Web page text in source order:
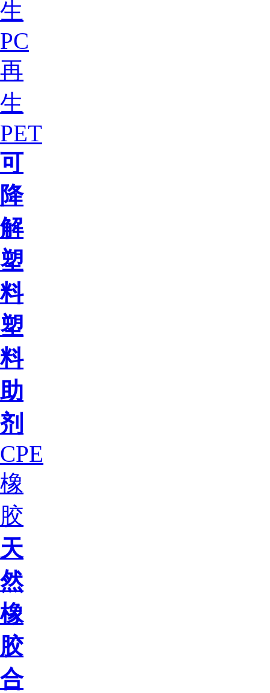
生
PC
再
生
PET
可
降
解
塑
料
塑
料
助
剂
CPE
橡
胶
天
然
橡
胶
合